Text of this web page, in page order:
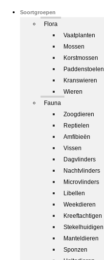
Soortgroepen
Flora
Vaatplanten
Mossen
Korstmossen
Paddenstoelen
Kranswieren
Wieren
Fauna
Zoogdieren
Reptielen
Amfibieën
Vissen
Dagvlinders
Nachtvlinders
Microvlinders
Libellen
Weekdieren
Kreeftachtigen
Stekelhuidigen
Manteldieren
Sponzen